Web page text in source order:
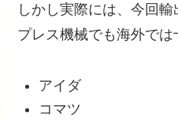
しかし実際には、今回
プレス機械でも海外では
アイダ
コマツ